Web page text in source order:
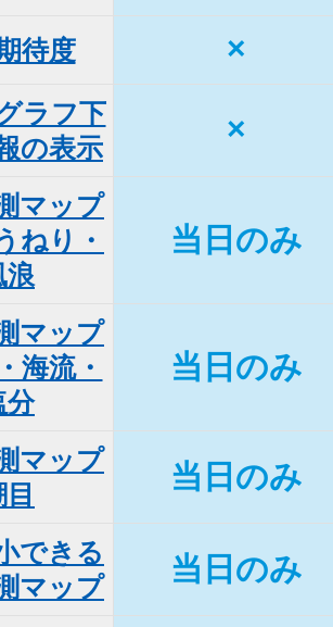
待度 ×
ラフ下
の表示
×
マップ
ねり・
浪
当日のみ
マップ
海流・
分
当日のみ
マップ
当日のみ
できる
マップ
当日のみ